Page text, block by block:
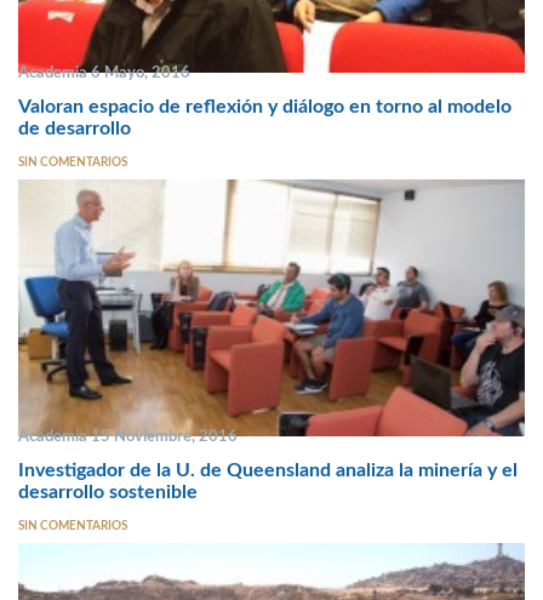
Academia 6 Mayo, 2016
Valoran espacio de reflexión y diálogo en torno al modelo
de desarrollo
SIN COMENTARIOS
Academia 15 Noviembre, 2016
Investigador de la U. de Queensland analiza la minería y el
desarrollo sostenible
SIN COMENTARIOS